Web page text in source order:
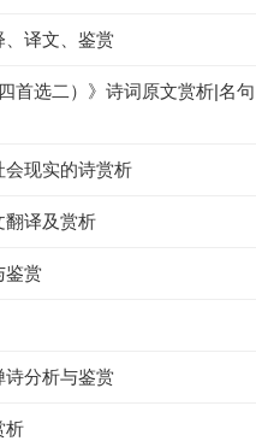
、译文、鉴赏
首选二）》诗词原文赏析|名句
现实的诗赏析
翻译及赏析
鉴赏
诗分析与鉴赏
析